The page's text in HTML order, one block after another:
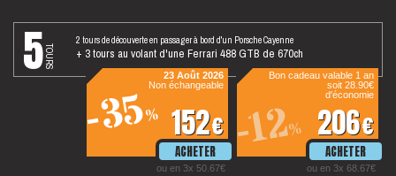
5tours
2 tours de découverte en passager à bord d'un Porsche Cayenne
+ 3 tours au volant d'une Ferrari 488 GTB de 670ch
Bon cadeau valable 1 an
206€
ou en 3x 68.67€
-12%
soit 28.90€
d'économie
23 Août 2026
Non échangeable
152€
ou en 3x 50.67€
-35%